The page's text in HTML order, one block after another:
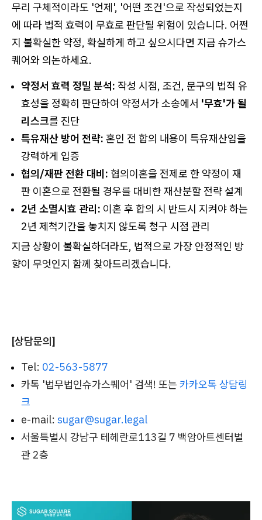
무리 구체적이라도 '언제', '어떤 조건'으로 작성되었는지
에 따라 법적 효력이 무효로 판단될 위험이 있습니다. 어쩐
지 불확실한 약정, 확실하게 하고 싶으시다면 지금 슈가스
퀘어와 의논하세요.
약정서 효력 정밀 분석: 작성 시점, 조건, 문구의 법적 유
효성을 정확히 판단하여 약정서가 소송에서 '무효'가 될
리스크를 진단
특유재산 방어 전략: 혼인 전 합의 내용이 특유재산임을
강력하게 입증
협의/재판 전환 대비: 협의이혼을 전제로 한 약정이 재
판 이혼으로 전환될 경우를 대비한 재산분할 전략 설계
2년 소멸시효 관리: 이혼 후 합의 시 반드시 지켜야 하는
2년 제척기간을 놓치지 않도록 청구 시점 관리
지금 상황이 불확실하더라도, 법적으로 가장 안정적인 방
향이 무엇인지 함께 찾아드리겠습니다.
[상담문의]
Tel: 02-563-5877
카톡 '법무법인슈가스퀘어' 검색! 또는 카카오톡 상담링
크
e-mail: sugar@sugar.legal
서울특별시 강남구 테헤란로113길 7 백암아트센터별
관 2층